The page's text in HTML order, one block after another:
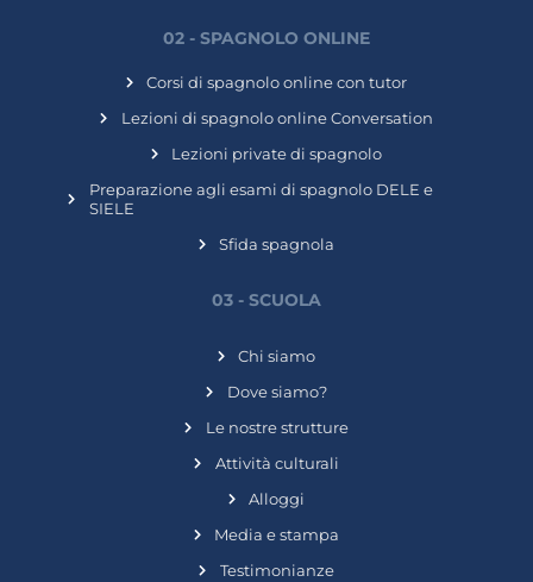
02 - SPAGNOLO ONLINE
Corsi di spagnolo online con tutor
Lezioni di spagnolo online Conversation
Lezioni private di spagnolo
Preparazione agli esami di spagnolo DELE e
SIELE
Sfida spagnola
03 - SCUOLA
Chi siamo
Dove siamo?
Le nostre strutture
Attività culturali
Alloggi
Media e stampa
Testimonianze